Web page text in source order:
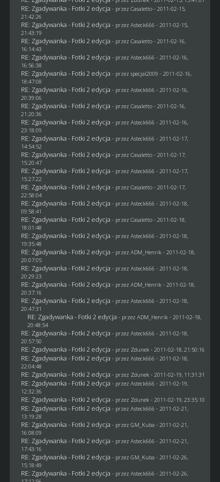
RE: Zgadywanka - Fotki 2 edycja - przez Casaletto- 2011-02-15,
21:42:26
RE: Zgadywanka - Fotki 2 edycja - przez Asteck666 - 2011-02-15,
21:43:19
RE: Zgadywanka - Fotki 2 edycja - przez Casaletto- 2011-02-16,
16:14:43
RE: Zgadywanka - Fotki 2 edycja - przez Asteck666 - 2011-02-16,
16:56:38
RE: Zgadywanka - Fotki 2 edycja - przez specjal2009 - 2011-02-16,
18:47:08
RE: Zgadywanka - Fotki 2 edycja - przez Asteck666 - 2011-02-16,
20:39:06
RE: Zgadywanka - Fotki 2 edycja - przez Casaletto- 2011-02-16,
21:20:36
RE: Zgadywanka - Fotki 2 edycja - przez Asteck666 - 2011-02-16,
23:18:09
RE: Zgadywanka - Fotki 2 edycja - przez Asteck666 - 2011-02-17,
14:54:52
RE: Zgadywanka - Fotki 2 edycja - przez Casaletto- 2011-02-17,
15:20:47
RE: Zgadywanka - Fotki 2 edycja - przez Asteck666 - 2011-02-17,
15:27:22
RE: Zgadywanka - Fotki 2 edycja - przez Casaletto- 2011-02-17,
22:58:04
RE: Zgadywanka - Fotki 2 edycja - przez Asteck666 - 2011-02-18,
09:58:41
RE: Zgadywanka - Fotki 2 edycja - przez Casaletto- 2011-02-18,
18:01:48
RE: Zgadywanka - Fotki 2 edycja - przez Asteck666 - 2011-02-18,
19:35:48
RE: Zgadywanka - Fotki 2 edycja - przez ADM_Henrik - 2011-02-18,
20:07:05
RE: Zgadywanka - Fotki 2 edycja - przez Asteck666 - 2011-02-18,
20:29:23
RE: Zgadywanka - Fotki 2 edycja - przez ADM_Henrik - 2011-02-18,
20:37:16
RE: Zgadywanka - Fotki 2 edycja - przez Asteck666 - 2011-02-18,
20:47:31
RE: Zgadywanka - Fotki 2 edycja - przez ADM_Henrik - 2011-02-18,
20:48:54
RE: Zgadywanka - Fotki 2 edycja - przez Asteck666 - 2011-02-18,
20:57:50
RE: Zgadywanka - Fotki 2 edycja - przez Zdunek - 2011-02-18, 21:50:16
RE: Zgadywanka - Fotki 2 edycja - przez Asteck666 - 2011-02-18,
22:04:48
RE: Zgadywanka - Fotki 2 edycja - przez Zdunek - 2011-02-19, 11:31:31
RE: Zgadywanka - Fotki 2 edycja - przez Asteck666 - 2011-02-19,
12:32:36
RE: Zgadywanka - Fotki 2 edycja - przez Zdunek - 2011-02-19, 23:35:10
RE: Zgadywanka - Fotki 2 edycja - przez Asteck666 - 2011-02-21,
13:19:28
RE: Zgadywanka - Fotki 2 edycja - przez GM_Kuba - 2011-02-21,
16:08:09
RE: Zgadywanka - Fotki 2 edycja - przez Asteck666 - 2011-02-21,
17:43:16
RE: Zgadywanka - Fotki 2 edycja - przez GM_Kuba - 2011-02-26,
15:18:49
RE: Zgadywanka - Fotki 2 edycja - przez Asteck666 - 2011-02-26,